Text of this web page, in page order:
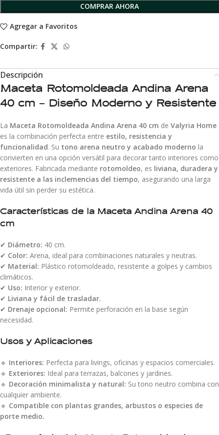
COMPRAR AHORA
Agregar a Favoritos
Compartir:
Descripción
Maceta Rotomoldeada Andina Arena
40 cm – Diseño Moderno y Resistente
La Maceta Rotomoldeada Andina Arena 40 cm de Valyria Home
es la combinación perfecta entre estilo, resistencia y
funcionalidad. Su tono arena neutro y acabado moderno la
convierten en una opción versátil para decorar tanto interiores como
exteriores. Fabricada mediante rotomoldeo, es liviana, duradera y
resistente a las inclemencias del tiempo, asegurando una larga
vida útil sin perder su estética.
Características de la Maceta Andina Arena 40
cm
✔ Diámetro: 40 cm.
✔ Color: Arena, ideal para combinaciones naturales y neutras.
✔ Material: Plástico rotomoldeado, resistente a golpes y cambios
climáticos.
✔ Uso: Interior y exterior.
✔ Liviana y fácil de trasladar.
✔ Drenaje opcional: Permite perforación en la base según
necesidad.
Usos y Aplicaciones
🔹 Interiores: Perfecta para livings, oficinas y espacios comerciales.
🔹 Exteriores: Ideal para terrazas, balcones y jardines.
🔹 Decoración minimalista y natural: Su tono neutro combina con
cualquier ambiente.
🔹 Compatible con plantas grandes, arbustos o especies de
porte medio.